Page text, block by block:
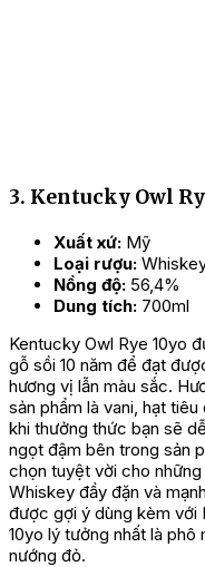
3. Kentucky Owl
Xuất xứ: Mỹ
Loại rượu:
Nồng độ: 56,4%
Dung tích: 700ml
Kentucky Owl Rye 10yo
gỗ sồi 10 năm để đạt
hương vị lẫn màu sắc.
sản phẩm là vani, hạt
khi thưởng thức bạn sẽ
ngọt đậm bên trong sản
chọn tuyệt vời cho
Whiskey đầy đặn và
được gợi ý dùng kèm với
10yo lý tưởng nhất là phô
nướng đỏ.